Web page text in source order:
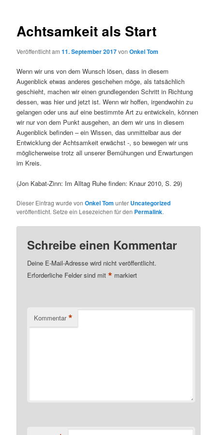
Achtsamkeit als Start
Veröffentlicht am11. September 2017vonOnkel Tom
Wenn wir uns von dem Wunsch lösen, dass in diesem
Augenblick etwas anderes geschehen möge, als tatsächlich
geschieht, machen wir einen grundlegenden Schritt in Richtung
dessen, was hier und jetzt ist. Wenn wir hoffen, irgendwohin zu
gelangen oder uns auf eine bestimmte Art zu entwickeln, können
wir nur von dem Punkt ausgehen, an dem wir uns in diesem
Augenblick befinden – ein Wissen, das unmittelbar aus der
Entwicklung der Achtsamkeit erwächst -, so bewegen wir uns
möglicherweise trotz all unserer Bemühungen und Erwartungen
im Kreis.
(Jon Kabat-Zinn: Im Alltag Ruhe finden: Knaur 2010, S. 29)
Dieser Eintrag wurde vonOnkel Tom unter Uncategorized
veröffentlicht. Setze ein Lesezeichen für den Permalink.
Schreibe einen Kommentar
Deine E-Mail-Adresse wird nicht veröffentlicht.
Erforderliche Felder sind mit* markiert
Kommentar *